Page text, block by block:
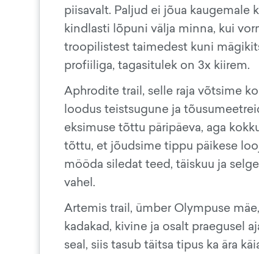
piisavalt. Paljud ei jõua kaugemale
kindlasti lõpuni välja minna, kui
troopilistest taimedest kuni
profiiliga, tagasitulek on 3x kiirem.
Aphrodite trail, selle raja võtsime
loodus teistsugune ja
eksimuse tõttu päripäeva, aga
tõttu, et jõudsime tippu päikese
mööda siledat teed, täiskuu ja
vahel.
Artemis trail, ümber Olympuse
kadakad, kivine ja osalt praegusel
seal, siis tasub täitsa tipus ka ära